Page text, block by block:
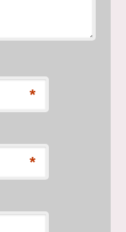
*
*